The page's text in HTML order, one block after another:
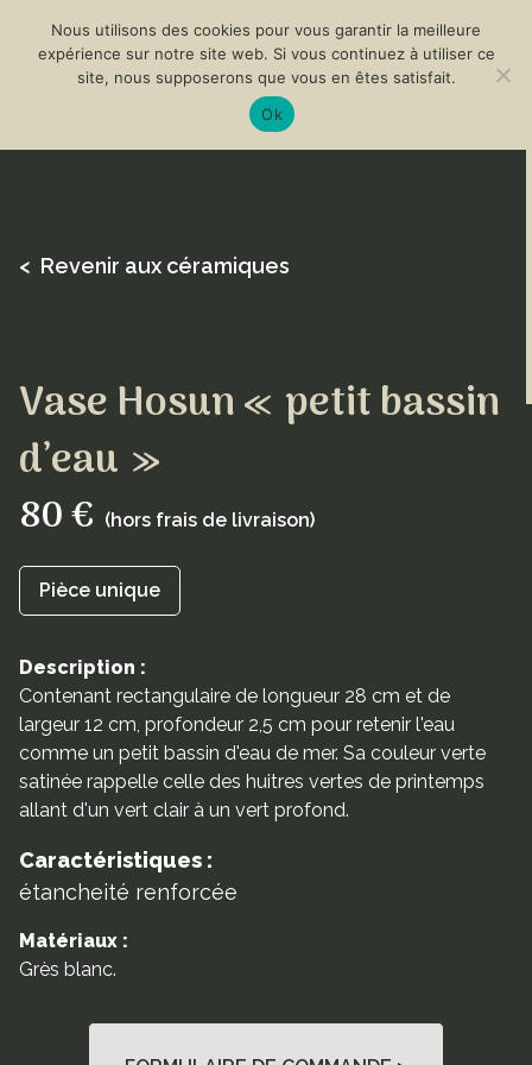
< Revenir aux céramiques
Vase Hosun « petit bassin
d’eau »
80 € (hors frais de livraison)
Pièce unique
Description :
Contenant rectangulaire de longueur 28 cm et de
largeur 12 cm, profondeur 2,5 cm pour retenir l'eau
comme un petit bassin d'eau de mer. Sa couleur verte
satinée rappelle celle des huitres vertes de printemps
allant d'un vert clair à un vert profond.
Caractéristiques :
étancheité renforcée
Matériaux :
Grès blanc.
Nous utilisons des cookies pour vous garantir la meilleure
expérience sur notre site web. Si vous continuez à utiliser ce
site, nous supposerons que vous en êtes satisfait.
Ok